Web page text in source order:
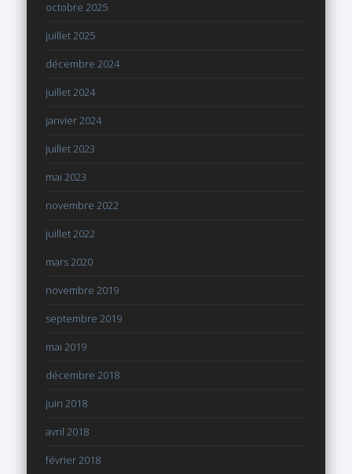
octobre 2025
juillet 2025
décembre 2024
juillet 2024
janvier 2024
juillet 2023
mai 2023
novembre 2022
juillet 2022
mars 2020
novembre 2019
septembre 2019
mai 2019
décembre 2018
juin 2018
avril 2018
février 2018